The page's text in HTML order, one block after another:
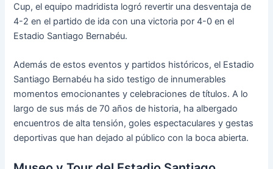
Cup, el equipo madridista logró revertir una desventaja de
4-2 en el partido de ida con una victoria por 4-0 en el
Estadio Santiago Bernabéu.
Además de estos eventos y partidos históricos, el Estadio
Santiago Bernabéu ha sido testigo de innumerables
momentos emocionantes y celebraciones de títulos. A lo
largo de sus más de 70 años de historia, ha albergado
encuentros de alta tensión, goles espectaculares y gestas
deportivas que han dejado al público con la boca abierta.